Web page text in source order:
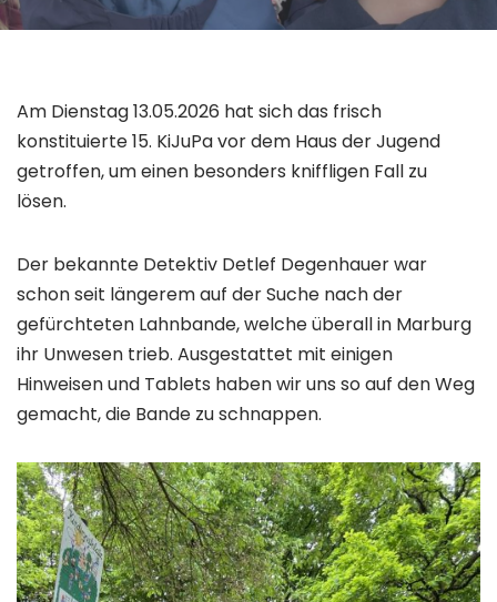
Am Dienstag 13.05.2026 hat sich das frisch
konstituierte 15. KiJuPa vor dem Haus der Jugend
getroffen, um einen besonders kniffligen Fall zu
lösen.
Der bekannte Detektiv Detlef Degenhauer war
schon seit längerem auf der Suche nach der
gefürchteten Lahnbande, welche überall in Marburg
ihr Unwesen trieb. Ausgestattet mit einigen
Hinweisen und Tablets haben wir uns so auf den Weg
gemacht, die Bande zu schnappen.